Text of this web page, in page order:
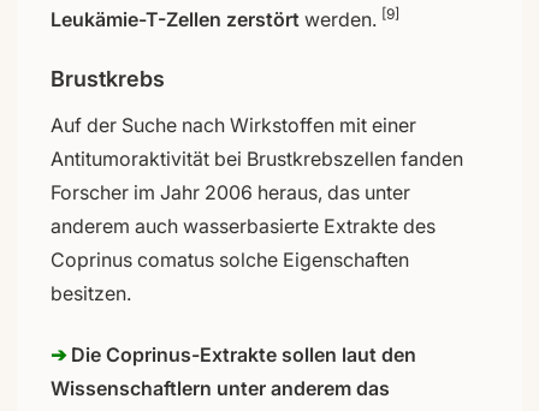
Leukämie-T-Zellen zerstört werden. [9]
Brustkrebs
Auf der Suche nach Wirkstoffen mit einer
Antitumoraktivität bei Brustkrebszellen fanden
Forscher im Jahr 2006 heraus, das unter
anderem auch wasserbasierte Extrakte des
Coprinus comatus solche Eigenschaften
besitzen.
➔Die Coprinus-Extrakte sollen laut den
Wissenschaftlern unter anderem das